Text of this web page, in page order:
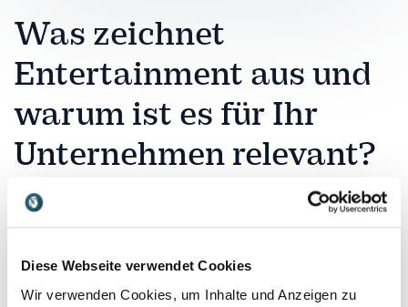
Diese Webseite verwendet Cookies
Wir verwenden Cookies, um Inhalte und Anzeigen zu
Was zeichnet
Entertainment aus und
warum ist es für Ihr
Unternehmen relevant?
Entertainment umfasst alle Formen der
Unterhaltung, die Menschen begeistern, berühren
Entertainment relevant, weil Aufmerksamkeit heute
eine knappe Ressource ist. Wer Inhalte emotional